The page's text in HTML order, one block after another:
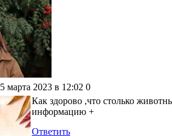
5 марта 2023 в 12:02 0
Как здорово ,что столько
информацию +
Ответить